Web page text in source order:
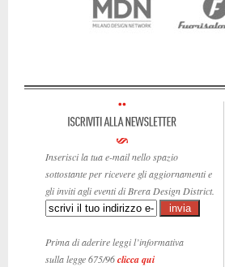
Inserisci la tua e-mail nello spazio
sottostante per ricevere gli aggiornamenti e
gli inviti agli eventi di Brera Design District.
Prima di aderire leggi l’informativa
sulla legge 675/96clicca qui